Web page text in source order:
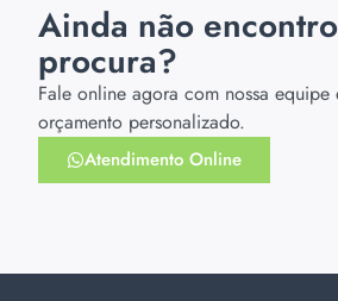
Ainda não
procura?
Fale online agora com nossa
orçamento personalizado.
Atendimento Online